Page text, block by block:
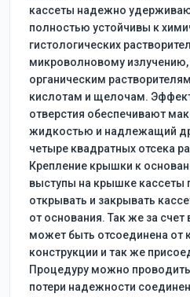
кассеты надежно
полностью устойчивы к
гистологических
микроволновому излучению,
органическим
кислотам и щелочам.
отверстия обеспечивают
жидкостью и надлежащий
четыре квадратных отсека
Крепление крышки к
выступы на крышке кассеты
открывать и закрывать
от основания. Так же за
может быть отсоединена от
конструкции и так же
Процедуру можно
потери надежности